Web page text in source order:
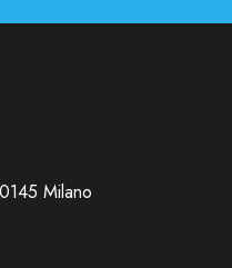
Milano